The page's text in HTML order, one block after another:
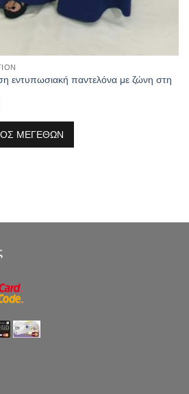
εντυπωσιακή παντελόνα με ζώνη στη
ΜΕΓΕΘΩΝ